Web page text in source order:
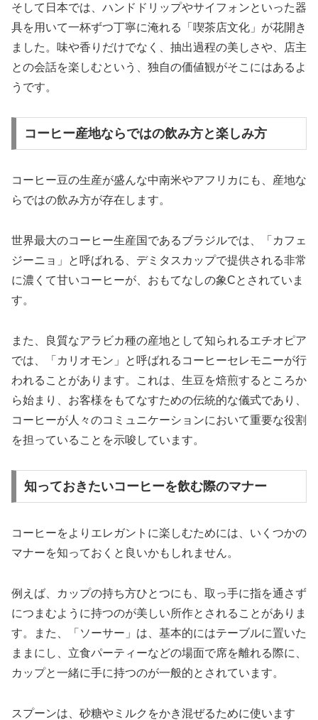
そして日本では、ハンドドリップやサイフォンといった器
具を用いて一杯ずつ丁寧に淹れる「喫茶店文化」が花開き
ました。味や香りだけでなく、抽出過程の美しさや、店主
との会話を楽しむという、独自の価値観がそこにはあるよ
うです。
コーヒー産地ならではの飲み方と楽しみ方
コーヒー豆の生産が盛んな中南米やアフリカにも、産地な
らではの飲み方が存在します。
世界最大のコーヒー生産国であるブラジルでは、「カフェ
ジーニョ」と呼ばれる、デミタスカップで提供される非常
に濃くて甘いコーヒーが、おもてなしの象Cとされていま
す。
また、良質なアラビカ種の産地として知られるエチオピア
では、「カリオモン」と呼ばれるコーヒーセレモニーが行
われることがあります。これは、生豆を焙煎するところか
ら始まり、お客様をもてなすための伝統的な儀式であり、
コーヒーが人々のコミュニケーションにおいて重要な役割
を担っていることを示唆しています。
知っておきたいコーヒーを飲む際のマナー
コーヒーをよりエレガントに楽しむためには、いくつかの
マナーを知っておくと良いかもしれません。
例えば、カップの持ち方ひとつにも、取っ手に指を通さず
につまむように持つのが美しい所作とされることがありま
す。また、「ソーサー」は、基本的にはテーブルに置いた
ままにし、立食パーティーなどの場面で席を離れる際に、
カップと一緒に手に持つのが一般的とされています。
スプーンは、砂糖やミルクをかき混ぜるために使います